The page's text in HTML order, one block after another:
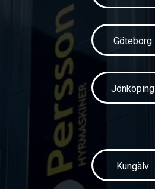
Göteborg
Jönköping
Kungälv